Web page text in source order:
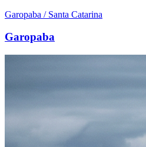
Garopaba / Santa Catarina
Garopaba